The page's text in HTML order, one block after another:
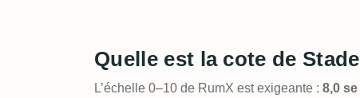
Quelle est la cote de
L’échelle 0–10 de RumX est exigeante : 8,0